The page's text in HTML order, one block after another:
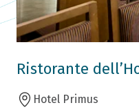
Ristorante
Hotel Primus